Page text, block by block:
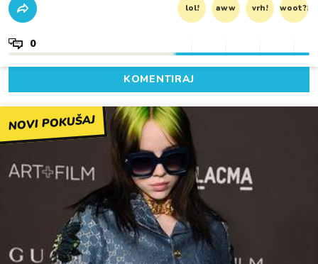
lol! aww vrh! woot?!
0
KOMENTIRAJ
NOVI POKUŠAJ